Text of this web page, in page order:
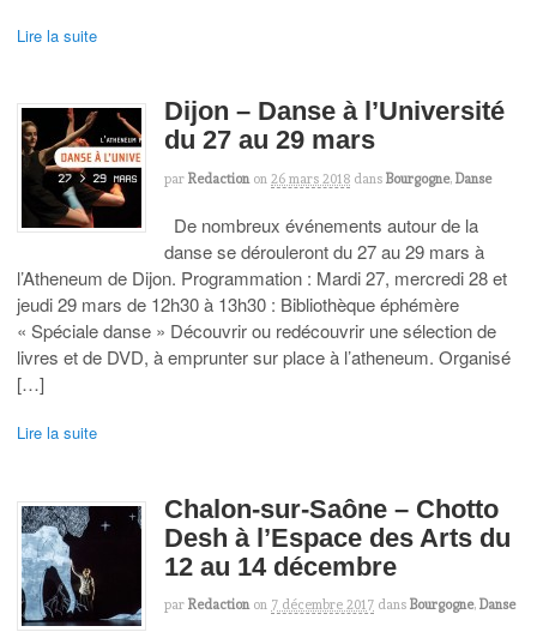
Lire la suite
Dijon – Danse à l’Université
du 27 au 29 mars
par Redaction on 26 mars 2018 dans Bourgogne, Danse
De nombreux événements autour de la
danse se dérouleront du 27 au 29 mars à
l’Atheneum de Dijon. Programmation : Mardi 27, mercredi 28 et
jeudi 29 mars de 12h30 à 13h30 : Bibliothèque éphémère
« Spéciale danse » Découvrir ou redécouvrir une sélection de
livres et de DVD, à emprunter sur place à l’atheneum. Organisé
[…]
Lire la suite
Chalon-sur-Saône – Chotto
Desh à l’Espace des Arts du
12 au 14 décembre
par Redaction on 7 décembre 2017 dans Bourgogne, Danse